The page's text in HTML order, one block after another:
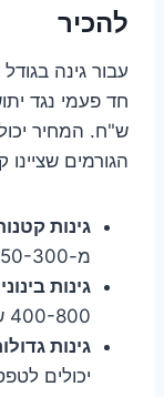
להכיר
ש"ח. המחיר
הגורמים שציינו
גינות קטנות
מ-250-300 ש"ח.
גינות בינוניות (100-
400-800 ש"ח.
גינות גדולות (250-